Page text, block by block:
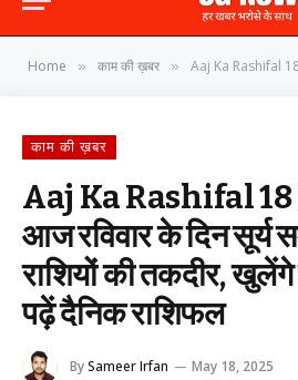
Home » काम की ख़बर » Aaj Ka Rashifal 18 May 2025: आज रविवार के दिन
काम की ख़बर
Aaj Ka Rashifal 18
आज रविवार के दिन सूर्य
राशियों की तकदीर, खुलेंगे
पढ़ें दैनिक राशिफल
BySameer Irfan May 18, 2025